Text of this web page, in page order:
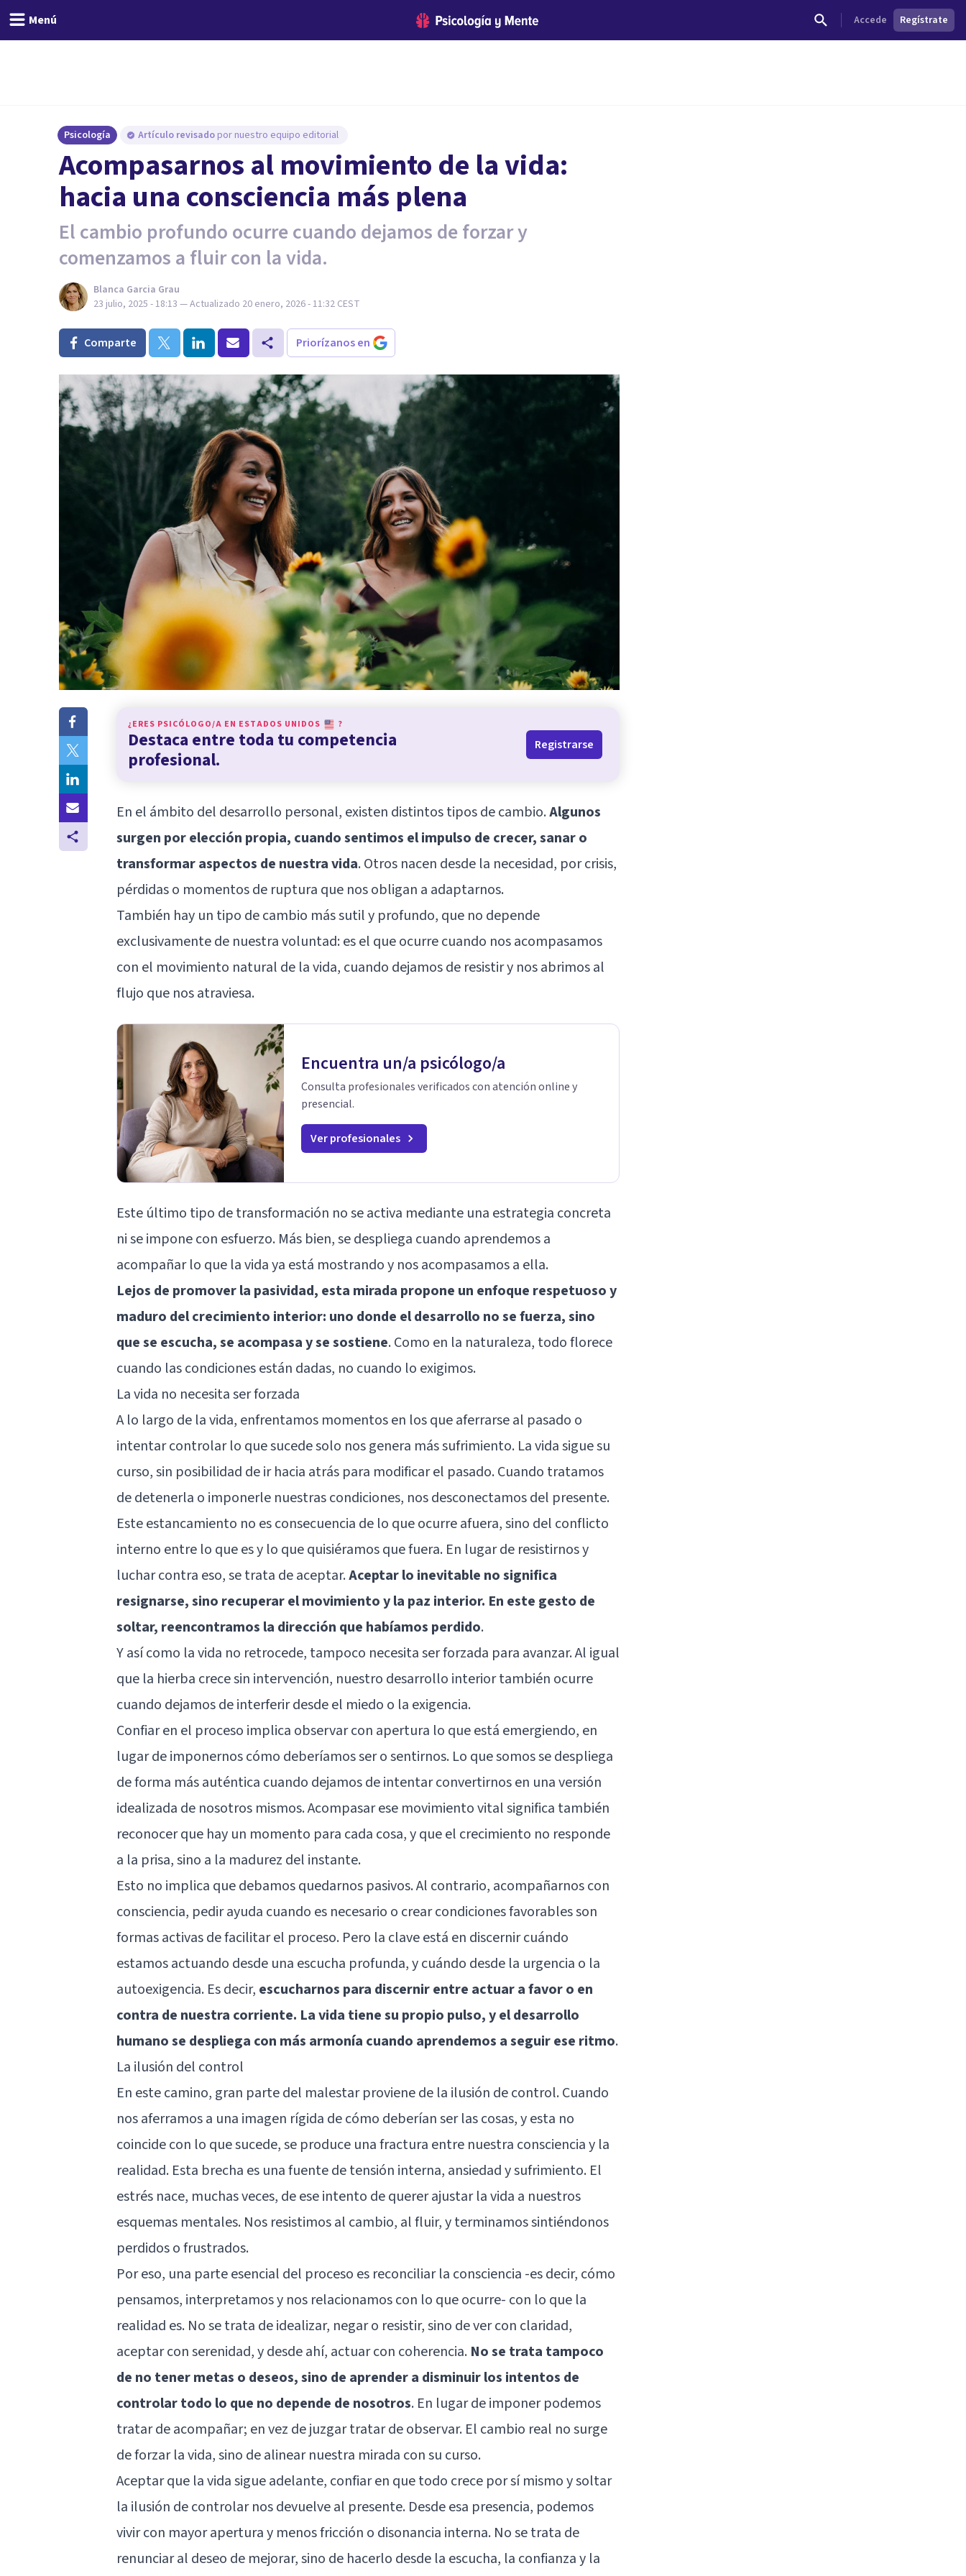
Menú Accede Regístrate
Psicología Artículo revisado por nuestro equipo editorial
Acompasarnos al movimiento de la vida:
hacia una consciencia más plena
El cambio profundo ocurre cuando dejamos de forzar y
comenzamos a fluir con la vida.
Blanca Garcia Grau
23 julio, 2025 - 18:13 — Actualizado 20 enero, 2026 - 11:32 CEST
Comparte Priorízanos en
¿ERES PSICÓLOGO/A EN ESTADOS UNIDOS ?
Destaca entre toda tu competencia
profesional.
Registrarse
En el ámbito del desarrollo personal, existen distintos tipos de cambio.Algunos
surgen por elección propia, cuando sentimos el impulso de crecer, sanar o
transformar aspectos de nuestra vida. Otros nacen desde la necesidad, por crisis,
pérdidas o momentos de ruptura que nos obligan a adaptarnos.
También hay un tipo de cambio más sutil y profundo, que no depende
exclusivamente de nuestra voluntad: es el que ocurre cuando nos acompasamos
con el movimiento natural de la vida, cuando dejamos de resistir y nos abrimos al
flujo que nos atraviesa.
Encuentra un/a psicólogo/a
Consulta profesionales verificados con atención online y
presencial.
Ver profesionales
Este último tipo de transformación no se activa mediante una estrategia concreta
ni se impone con esfuerzo. Más bien, se despliega cuando aprendemos a
acompañar lo que la vida ya está mostrando y nos acompasamos a ella.
Lejos de promover la pasividad, esta mirada propone un enfoque respetuoso y
maduro del crecimiento interior: uno donde el desarrollo no se fuerza, sino
que se escucha, se acompasa y se sostiene. Como en la naturaleza, todo florece
cuando las condiciones están dadas, no cuando lo exigimos.
La vida no necesita ser forzada
A lo largo de la vida, enfrentamos momentos en los que aferrarse al pasado o
intentar controlar lo que sucede solo nos genera más sufrimiento. La vida sigue su
curso, sin posibilidad de ir hacia atrás para modificar el pasado. Cuando tratamos
de detenerla o imponerle nuestras condiciones, nos desconectamos del presente.
Este estancamiento no es consecuencia de lo que ocurre afuera, sino del conflicto
interno entre lo que es y lo que quisiéramos que fuera. En lugar de resistirnos y
luchar contra eso, se trata de aceptar.Aceptar lo inevitable no significa
resignarse, sino recuperar el movimiento y la paz interior. En este gesto de
soltar, reencontramos la dirección que habíamos perdido.
Y así como la vida no retrocede, tampoco necesita ser forzada para avanzar. Al igual
que la hierba crece sin intervención, nuestro desarrollo interior también ocurre
cuando dejamos de interferir desde el miedo o la exigencia.
Confiar en el proceso implica observar con apertura lo que está emergiendo, en
lugar de imponernos cómo deberíamos ser o sentirnos. Lo que somos se despliega
de forma más auténtica cuando dejamos de intentar convertirnos en una versión
idealizada de nosotros mismos. Acompasar ese movimiento vital significa también
reconocer que hay un momento para cada cosa, y que el crecimiento no responde
a la prisa, sino a la madurez del instante.
Esto no implica que debamos quedarnos pasivos. Al contrario, acompañarnos con
consciencia, pedir ayuda cuando es necesario o crear condiciones favorables son
formas activas de facilitar el proceso. Pero la clave está en discernir cuándo
estamos actuando desde una escucha profunda, y cuándo desde la urgencia o la
autoexigencia. Es decir, escucharnos para discernir entre actuar a favor o en
contra de nuestra corriente. La vida tiene su propio pulso, y el desarrollo
humano se despliega con más armonía cuando aprendemos a seguir ese ritmo.
La ilusión del control
En este camino, gran parte del malestar proviene de la ilusión de control. Cuando
nos aferramos a una imagen rígida de cómo deberían ser las cosas, y esta no
coincide con lo que sucede, se produce una fractura entre nuestra consciencia y la
realidad. Esta brecha es una fuente de tensión interna, ansiedad y sufrimiento. El
estrés nace, muchas veces, de ese intento de querer ajustar la vida a nuestros
esquemas mentales. Nos resistimos al cambio, al fluir, y terminamos sintiéndonos
perdidos o frustrados.
Por eso, una parte esencial del proceso es reconciliar la consciencia -es decir, cómo
pensamos, interpretamos y nos relacionamos con lo que ocurre- con lo que la
realidad es. No se trata de idealizar, negar o resistir, sino de ver con claridad,
aceptar con serenidad, y desde ahí, actuar con coherencia. No se trata tampoco
de no tener metas o deseos, sino de aprender a disminuir los intentos de
controlar todo lo que no depende de nosotros. En lugar de imponer podemos
tratar de acompañar; en vez de juzgar tratar de observar. El cambio real no surge
de forzar la vida, sino de alinear nuestra mirada con su curso.
Aceptar que la vida sigue adelante, confiar en que todo crece por sí mismo y soltar
la ilusión de controlar nos devuelve al presente. Desde esa presencia, podemos
vivir con mayor apertura y menos fricción o disonancia interna. No se trata de
renunciar al deseo de mejorar, sino de hacerlo desde la escucha, la confianza y la